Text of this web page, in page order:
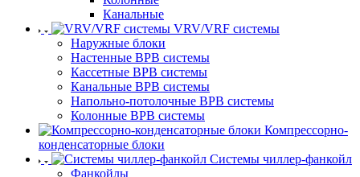
Канальные
VRV/VRF системы
Наружные блоки
Настенные ВРВ системы
Кассетные ВРВ системы
Канальные ВРВ системы
Напольно-потолочные ВРВ системы
Колонные ВРВ системы
Компрессорно-
конденсаторные блоки
Системы чиллер-фанкойл
Фанкойлы